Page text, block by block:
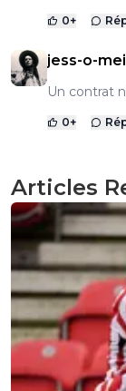
0+
jess-o-meill
Un contrat
0+
Articles